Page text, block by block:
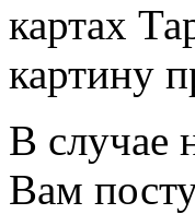
картах
картину
В случае
Вам